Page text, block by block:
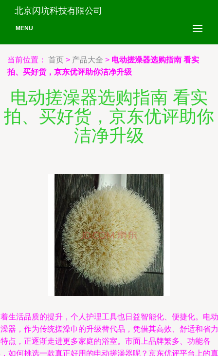
北京闪坑科技有限公司
MENU
当前位置： 首页 > 产品大全 > 电动搓澡器选购指南 看实
拍、买好货，京东优评助你洁净升级
电动搓澡器选购指南 看实
拍、买好货，京东优评助你
洁净升级
生活品质的提升，个人护理工具也日益智能化、便捷化。电动
器，作为传统搓澡巾的升级替代品，凭借其高效、舒适和省力
点，正逐渐走进更多家庭的浴室。市面上品牌繁多、功能各
如何挑选一款真正好用的电动搓澡器呢？京东优评平台上的真